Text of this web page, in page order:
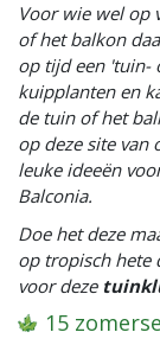
Voor wie wel op
of het balkon
op tijd een 'tuin-
kuipplanten en
de tuin of het
op deze site van
leuke ideeën
Balconia.
Doe het deze
op tropisch hete
voor deze
15